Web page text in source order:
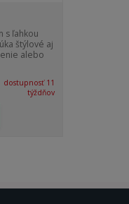
s ľahkou
štýlové aj
alebo
dostupnosť 11
týždňov